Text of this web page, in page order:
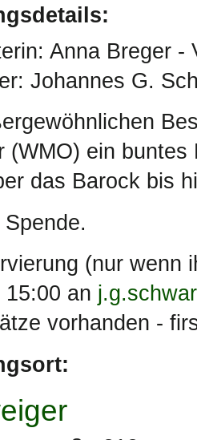
Anna Breger -
Johannes G.
(WMO) ein
das Barock bis
(nur wenn
an
vorhanden -